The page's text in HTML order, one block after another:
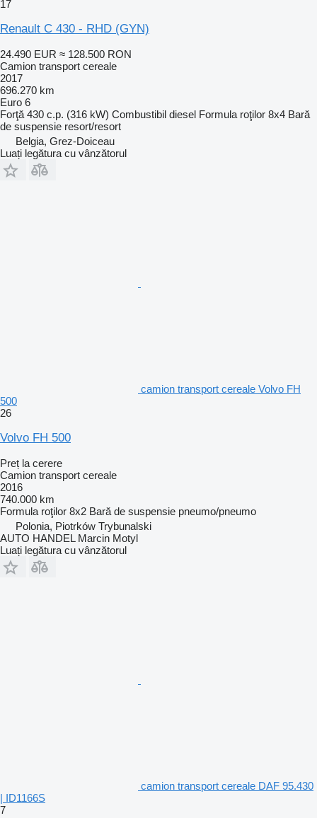
17
Renault C 430 - RHD (GYN)
24.490 EUR ≈ 128.500 RON
Camion transport cereale
2017
696.270 km
Euro 6
Forţă 430 c.p. (316 kW) Combustibil diesel Formula roţilor 8x4 Bară
de suspensie resort/resort
Belgia, Grez-Doiceau
Luați legătura cu vânzătorul
camion transport cereale Volvo FH
500
26
Volvo FH 500
Preț la cerere
Camion transport cereale
2016
740.000 km
Formula roţilor 8x2 Bară de suspensie pneumo/pneumo
Polonia, Piotrków Trybunalski
AUTO HANDEL Marcin Motyl
Luați legătura cu vânzătorul
camion transport cereale DAF 95.430
| ID1166S
7